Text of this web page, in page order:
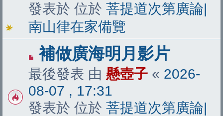
發表於 位於 菩提道次第廣論|
南山律在家備覽
有
新
文
章
補做廣海明月影片
最後發表 由 懸壺子 « 2026-
08-07 , 17:31
發表於 位於 菩提道次第廣論|